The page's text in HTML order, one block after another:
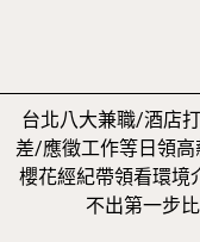
台北八大兼職/酒店
差/應徵工作等日領高
櫻花經紀帶領看環境
不出第一步